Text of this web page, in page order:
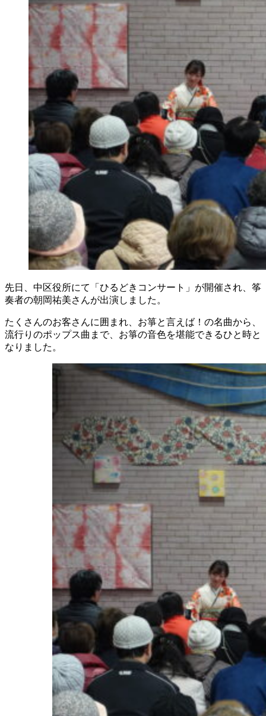
先日、中区役所にて「ひるどきコンサート」が開催され、筝
奏者の朝岡祐美さんが出演しました。
たくさんのお客さんに囲まれ、お箏と言えば！の名曲から、
流行りのポップス曲まで、お箏の音色を堪能できるひと時と
なりました。